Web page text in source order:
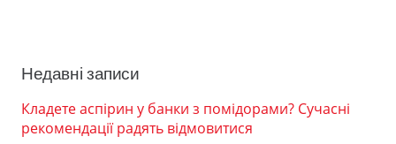
Недавні записи
Кладете аспірин у банки з помідорами? Сучасні
рекомендації радять відмовитися